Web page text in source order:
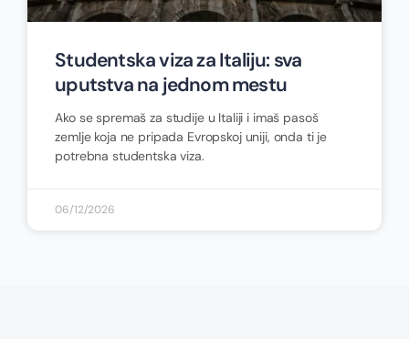
Studentska viza za Italiju: sva
uputstva na jednom mestu
Ako se spremaš za studije u Italiji i imaš pasoš
zemlje koja ne pripada Evropskoj uniji, onda ti je
potrebna studentska viza.
06/12/2026